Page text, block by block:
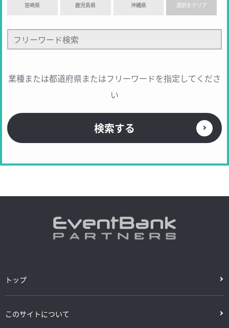
宮崎県 鹿児島県 沖縄県 選択をクリア
業種または都道府県またはフリーワードを指定してくださ
い
検索する
トップ
このサイトについて